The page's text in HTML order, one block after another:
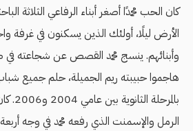
كان الحب محمدًا أصغر أبناء الرفاعي الثلاثة
الأرض ليلًا، أولئك الذين يسكنون في غرفة
وأبنائهم. ينسج محمد القصص عن شجاعته في
هاجموا حبيبته ريم الجميلة، حلم جميع
الرمل والإسمنت الذي رفعه محمد في وجه